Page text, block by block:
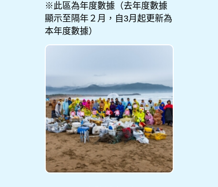
※此區為年度數據（去年度數據
顯示至隔年２月，自3月起更新為
本年度數據）